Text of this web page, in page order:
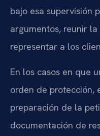
bajo esa supervisión
argumentos, reunir
representar a los
En los casos en que
orden de protección,
preparación de la
documentación de